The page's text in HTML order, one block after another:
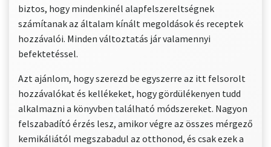
biztos, hogy mindenkinél alapfelszereltségnek
számítanak az általam kínált megoldások és receptek
hozzávalói. Minden változtatás jár valamennyi
befektetéssel.
Azt ajánlom, hogy szerezd be egyszerre az itt felsorolt
hozzávalókat és kellékeket, hogy gördülékenyen tudd
alkalmazni a könyvben található módszereket. Nagyon
felszabadító érzés lesz, amikor végre az összes mérgező
kemikáliától megszabadul az otthonod, és csak ezek a